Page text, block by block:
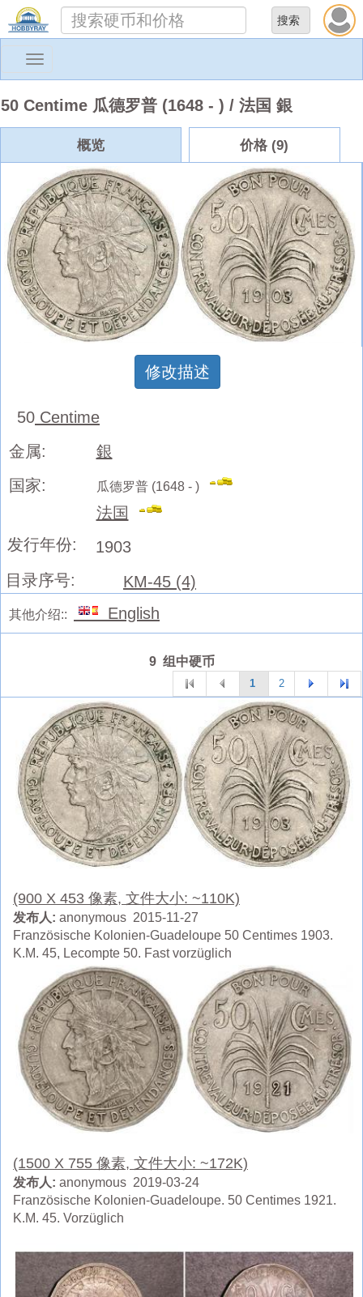
Toggle
50 Centime 瓜德罗普 (1648 - ) / 法国 銀
概览 价格 (9)
修改描述
50 Centime
金属:
銀
国家:
瓜德罗普 (1648 - )
法国
发行年份:
1903
目录序号:
KM-45 (4)
其他介绍:: English
9 组中硬币
1 2
(900 X 453 像素, 文件大小: ~110K)
发布人: anonymous 2015-11-27
Französische Kolonien-Guadeloupe 50 Centimes 1903.
K.M. 45, Lecompte 50. Fast vorzüglich
(1500 X 755 像素, 文件大小: ~172K)
发布人: anonymous 2019-03-24
Französische Kolonien-Guadeloupe. 50 Centimes 1921.
K.M. 45. Vorzüglich